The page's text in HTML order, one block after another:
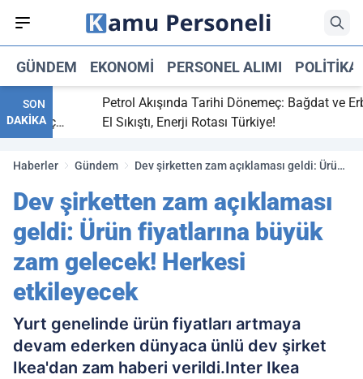
GÜNDEM EKONOMI PERSONEL ALIMI POLITIKA
SON
DAKİKA
maç
Petrol Akışında Tarihi Dönemeç: Bağdat ve Erbil
El Sıkıştı, Enerji Rotası Türkiye!
Haberler Gündem
Dev şirketten zam açıklaması geldi: Ürün
etkileyecek
Dev şirketten zam açıklaması
geldi: Ürün fiyatlarına büyük
zam gelecek! Herkesi
etkileyecek
Yurt genelinde ürün fiyatları artmaya
devam ederken dünyaca ünlü dev şirket
Ikea'dan zam haberi verildi.Inter Ikea